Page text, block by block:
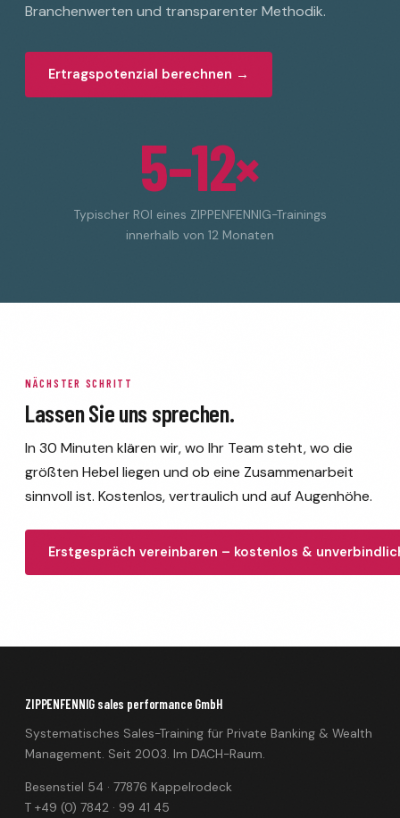
Branchenwerten und transparenter Methodik.
Ertragspotenzial berechnen →
5–12×
Typischer ROI eines ZIPPENFENNIG-Trainings
innerhalb von 12 Monaten
NÄCHSTER SCHRITT
Lassen Sie uns sprechen.
In 30 Minuten klären wir, wo Ihr Team steht, wo die
größten Hebel liegen und ob eine Zusammenarbeit
sinnvoll ist. Kostenlos, vertraulich und auf Augenhöhe.
Erstgespräch vereinbaren – kostenlos &
ZIPPENFENNIG sales performance GmbH
Systematisches Sales-Training für Private Banking & Wealth
Management. Seit 2003. Im DACH-Raum.
Besenstiel 54 · 77876 Kappelrodeck
T +49 (0) 7842 · 99 41 45